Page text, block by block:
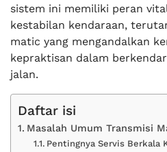
sistem ini memiliki peran
kestabilan kendaraan,
matic yang mengandalkan
kepraktisan dalam
jalan.
Daftar isi
Masalah Umum Transmisi
Pentingnya Servis Berkala